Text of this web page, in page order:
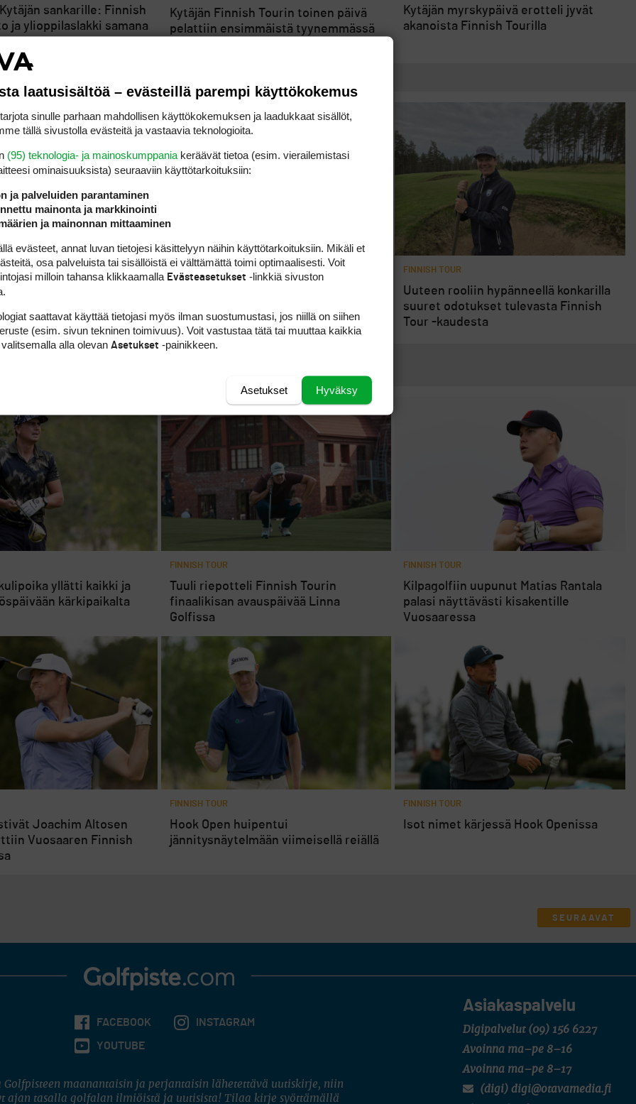
sankarille: Finnish
ja ylioppilaslakki samana
Kytäjän Finnish Tourin toinen päivä
pelattiin ensimmäistä tyynemmässä
Kytäjän myrskypäivä erotteli jyvät
akanoista Finnish Tourilla
kaksikko nousi
silti kova
FINNISH TOUR
Uuteen rooliin hypänneellä konkarilla
suuret odotukset tulevasta Finnish
Tour -kaudesta
yllätti kaikki ja
kärkipaikalta
FINNISH TOUR
Tuuli riepotteli Finnish Tourin
finaalikisan avauspäivää Linna
Golfissa
FINNISH TOUR
Kilpagolfiin uupunut Matias Rantala
palasi näyttävästi kisakentille
Vuosaaressa
Joachim Altosen
Vuosaaren Finnish
FINNISH TOUR
Hook Open huipentui
jännitysnäytelmään viimeisellä reiällä
FINNISH TOUR
Isot nimet kärjessä Hook Openissa
SEURAAVAT
Asiakaspalvelu
Digipalvelut (09) 156 6227
Avoinna ma–pe 8–16
Avoinna ma–pe 8–17
(digi) digi@otavamedia.fi
FACEBOOK INSTAGRAM
YOUTUBE
Golfpisteen maanantaisin ja perjantaisin lähetettävä uutiskirje, niin
ajan tasalla golfalan ilmiöistä ja uutisista! Tilaa kirje syöttämällä
laatusisältöä – evästeillä parempi käyttökokemus
sinulle parhaan mahdollisen käyttökokemuksen ja laadukkaat sisällöt,
tällä sivustolla evästeitä ja vastaavia teknologioita.
(95) teknologia- ja mainoskumppania keräävät tietoa (esim. vierailemis­tasi
ominaisuuk­sista) seuraaviin käyttötarkoituksiin:
ja palveluiden parantaminen
mainonta ja markkinointi
ja mainonnan mittaaminen
evästeet, annat luvan tietojesi käsittelyyn näihin käyttötarkoituksiin. Mikäli et
osa palveluista tai sisällöistä ei välttämättä toimi optimaalisesti. Voit
milloin tahansa klikkaamalla Evästeasetukset -linkkiä sivuston
saattavat käyttää tietojasi myös ilman suostumustasi, jos niillä on siihen
(esim. sivun tekninen toimivuus). Voit vastustaa tätä tai muuttaa kaikkia
alla olevan Asetukset -painikkeen.
Hyväksy
Asetukset